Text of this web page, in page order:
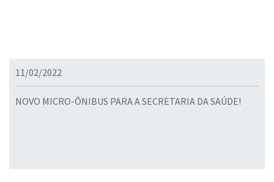
11/02/2022
NOVO MICRO-ÔNIBUS PARA A SECRETARIA DA SAÚDE!